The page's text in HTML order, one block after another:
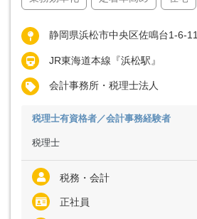
静岡県浜松市中央区佐鳴台1-6-11
JR東海道本線『浜松駅』
会計事務所・税理士法人
税理士有資格者／会計事務経験者
税理士
税務・会計
正社員